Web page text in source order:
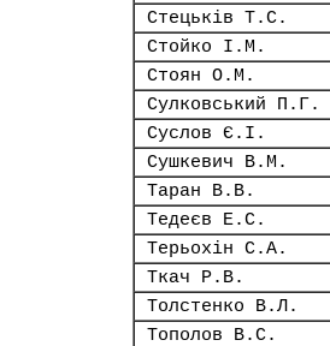
Стецьків Т.С.
Стойко І.М.
Стоян О.М.
Сулковський П.Г.
Суслов Є.І.
Сушкевич В.М.
Таран В.В.
Тедеєв Е.С.
Терьохін С.А.
Ткач Р.В.
Толстенко В.Л.
Тополов В.С.